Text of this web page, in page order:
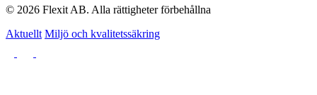
© 2026 Flexit AB. Alla rättigheter förbehållna
Aktuellt Miljö och kvalitetssäkring